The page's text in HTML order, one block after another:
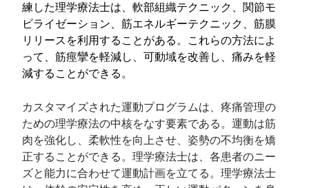
練した理学療法士は、軟部組織テクニック、関節モ
ビライゼーション、筋エネルギーテクニック、筋膜
リリースを利用することがある。これらの方法によ
って、筋痙攣を軽減し、可動域を改善し、痛みを軽
減することができる。
カスタマイズされた運動プログラムは、疼痛管理の
ための理学療法の中核をなす要素である。運動は筋
肉を強化し、柔軟性を向上させ、姿勢の不均衡を矯
正することができる。理学療法士は、各患者のニー
ズと能力に合わせて運動計画を立てる。理学療法士